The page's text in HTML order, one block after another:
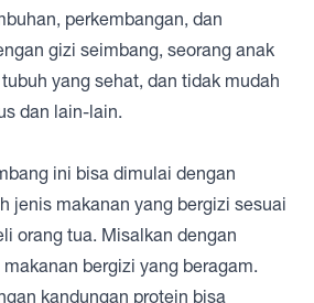
perkembangan, dan
gizi seimbang, seorang anak
yang sehat, dan tidak mudah
dan lain-lain.
ini bisa dimulai dengan
jenis makanan yang bergizi sesuai
orang tua. Misalkan dengan
bergizi yang beragam.
kandungan protein bisa